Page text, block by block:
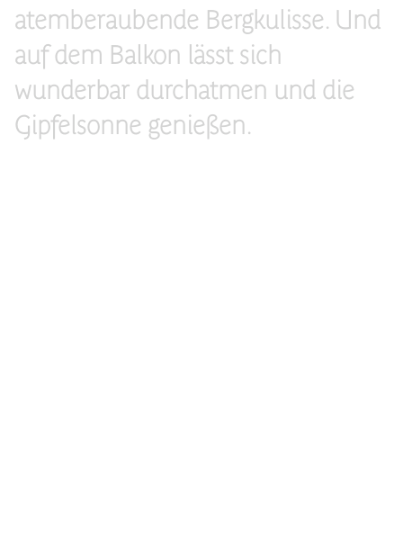
atemberaubende Bergkulisse. Und
auf dem Balkon lässt sich
wunderbar durchatmen und die
Gipfelsonne genießen.